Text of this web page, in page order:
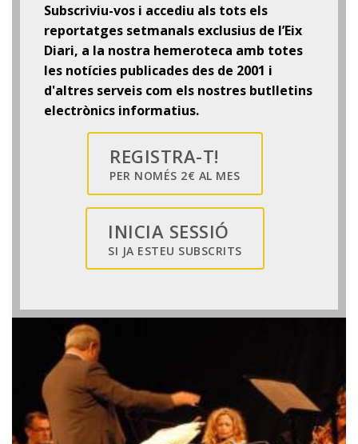
Subscriviu-vos i accediu als tots els
reportatges setmanals exclusius de l’Eix
Diari, a la nostra hemeroteca amb totes
les notícies publicades des de 2001 i
d'altres serveis com els nostres butlletins
electrònics informatius.
REGISTRA-T!
PER NOMÉS 2€ AL MES
INICIA SESSIÓ
SI JA ESTEU SUBSCRITS